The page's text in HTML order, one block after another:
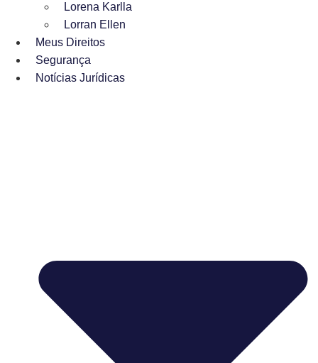
Lorena Karlla
Lorran Ellen
Meus Direitos
Segurança
Notícias Jurídicas